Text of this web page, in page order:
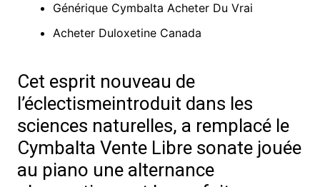
Générique Cymbalta Acheter Du Vrai
Acheter Duloxetine Canada
Cet esprit nouveau de
l’éclectismeintroduit dans les
sciences naturelles, a remplacé le
Cymbalta Vente Libre sonate jouée
au piano une alternance